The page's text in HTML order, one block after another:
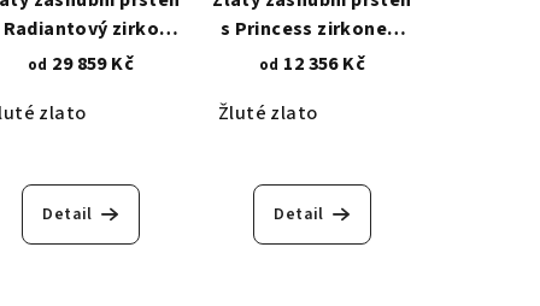
Radiantový zirkon
8x8 mm 1451
od 29 859 Kč
zlato
Detail
s Princess zirkonem
3x3 mm 1428
od 12 356 Kč
Žluté zlato
Detail